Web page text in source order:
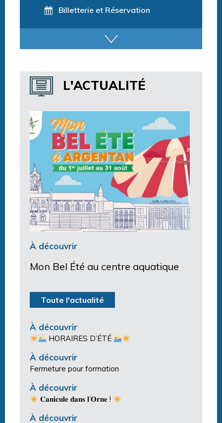
Horaires espace détente
Horaires centre aquatique
L'ACTUALITÉ
À découvrir
Mon Bel Été au centre aquatique
Toute l'actualité
À découvrir
HORAIRES D’ÉTÉ
À découvrir
Fermeture pour formation
À découvrir
𝐂𝐚𝐧𝐢𝐜𝐮𝐥𝐞 𝐝𝐚𝐧𝐬 𝐥’𝐎𝐫𝐧𝐞 !
À découvrir